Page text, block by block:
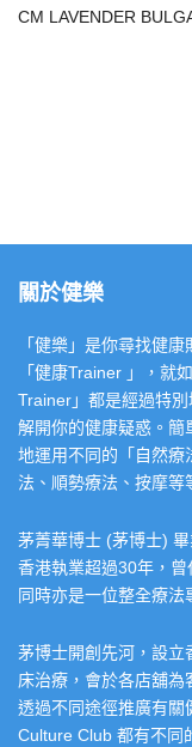
CM LAVENDER
關於健樂
「健樂」是你尋找健
「健康Trainer 」，就
Trainer」都是經過特
解開你的健康疑惑。簡
地運用不同的「自然療
法、順勢療法、按摩等
茅菁華博士 (茅博士)
香港執業超過30年，曾
同時亦是一位整全療法
茅博士開創先河，設立
床治療，會於各店舖
透過不同途徑推廣有
Culture Club 都有不同